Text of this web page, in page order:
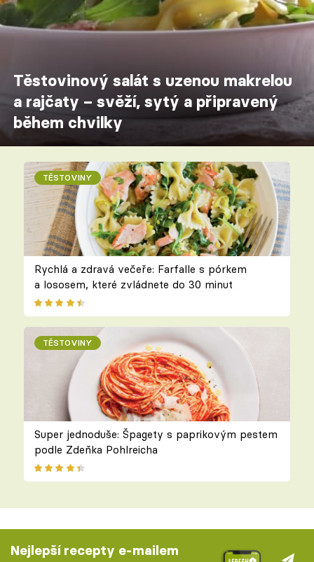
Těstovinový salát s uzenou makrelou
a rajčaty – svěží, sytý a připravený
během chvilky
TĚSTOVINY
Rychlá a zdravá večeře: Farfalle s pórkem
a lososem, které zvládnete do 30 minut
TĚSTOVINY
Super jednoduše: Špagety s paprikovým pestem
podle Zdeňka Pohlreicha
Nejlepší recepty e-mailem